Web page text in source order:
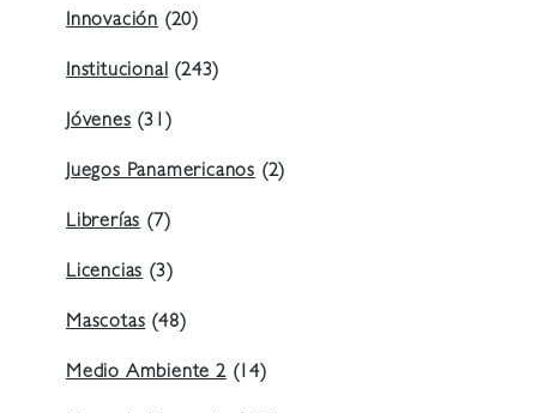
Innovación (20)
Institucional(243)
Jóvenes(31)
Juegos Panamericanos (2)
Librerías(7)
Licencias(3)
Mascotas(48)
Medio Ambiente 2(14)